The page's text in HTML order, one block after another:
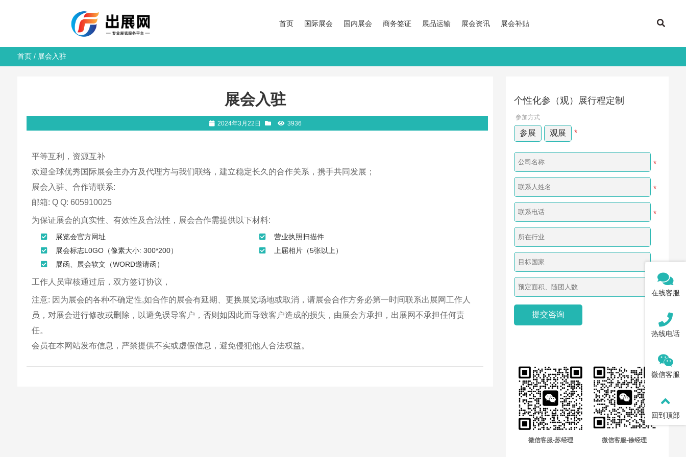
首页 国际展会 国内展会 商务签证 展品运输 展会资讯 展会补贴
首页/ 展会入驻
展会入驻
2024年3月22日 3936
平等互利，资源互补
欢迎全球优秀国际展会主办方及代理方与我们联络，建立稳定长久的合作关系，携手共同发展；
展会入驻、合作请联系:
邮箱: Q Q: 605910025
为保证展会的真实性、有效性及合法性，展会合作需提供以下材料:
展览会官方网址
营业执照扫描件
展会标志L0GO（像素大小: 300*200）
上届相片（5张以上）
展函、展会软文（WORD邀请函）
工作人员审核通过后，双方签订协议，
注意: 因为展会的各种不确定性,如合作的展会有延期、更换展览场地或取消，请展会合作方务必第一时间联系出展网工作人
员，对展会进行修改或删除，以避免误导客户，否则如因此而导致客户造成的损失，由展会方承担，出展网不承担任何责
任。
会员在本网站发布信息，严禁提供不实或虚假信息，避免侵犯他人合法权益。
个性化参（观）展行程定制
参加方式
参展 观展 *
*
*
*
微信客服-苏经理 微信客服-徐经理
在线客服
热线电话
微信客服
回到顶部